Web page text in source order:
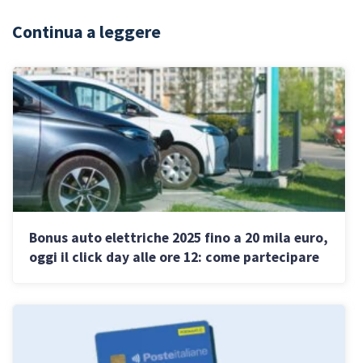
Continua a leggere
Bonus auto elettriche 2025 fino a 20 mila euro,
oggi il click day alle ore 12: come partecipare